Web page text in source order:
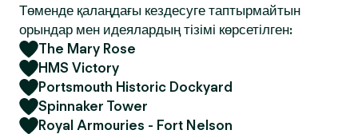
Төменде қалаңдағы кездесуге таптырмайтын
орындар мен идеялардың тізімі көрсетілген:
The Mary Rose
HMS Victory
Portsmouth Historic Dockyard
Spinnaker Tower
Royal Armouries - Fort Nelson